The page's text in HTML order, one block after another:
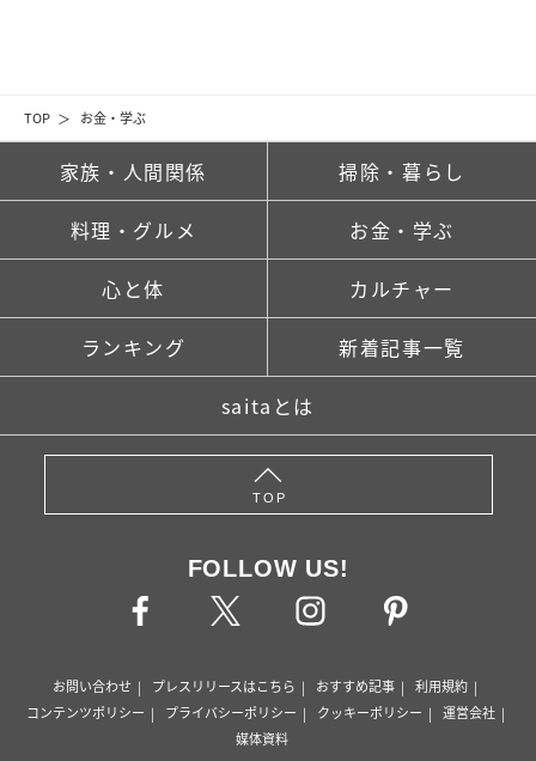
TOP お金・学ぶ
家族・人間関係 掃除・暮らし
料理・グルメ お金・学ぶ
心と体 カルチャー
ランキング 新着記事一覧
saitaとは
TOP
FOLLOW US!
お問い合わせ プレスリリースはこちら おすすめ記事
利用規約
コンテンツポリシー
プライバシーポリシー クッキーポリシー
運営会社
媒体資料